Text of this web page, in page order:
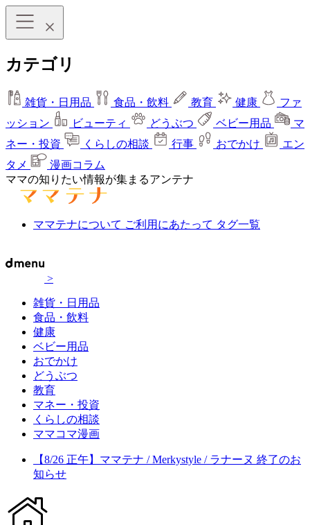
カテゴリ
雑貨・日用品 食品・飲料 教育 健康
ファ
ッション
ビューティ どうぶつ ベビー用品
マ
ネー・投資
くらしの相談 行事 おでかけ
エン
タメ
漫画コラム
ママの知りたい情報が集まるアンテナ
ママテナについて ご利用にあたって タグ一覧
>
雑貨・日用品
食品・飲料
健康
ベビー用品
おでかけ
どうぶつ
教育
マネー・投資
くらしの相談
ママコマ漫画
【8/26 正午】ママテナ / Merkystyle / ラナーヌ 終了のお
知らせ